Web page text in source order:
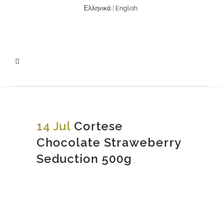
Ελληνικά English
14 Jul Cortese
Chocolate Straweberry
Seduction 500g